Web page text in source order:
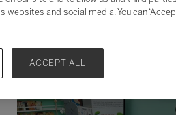
and social media. You can
ACCEPT ALL